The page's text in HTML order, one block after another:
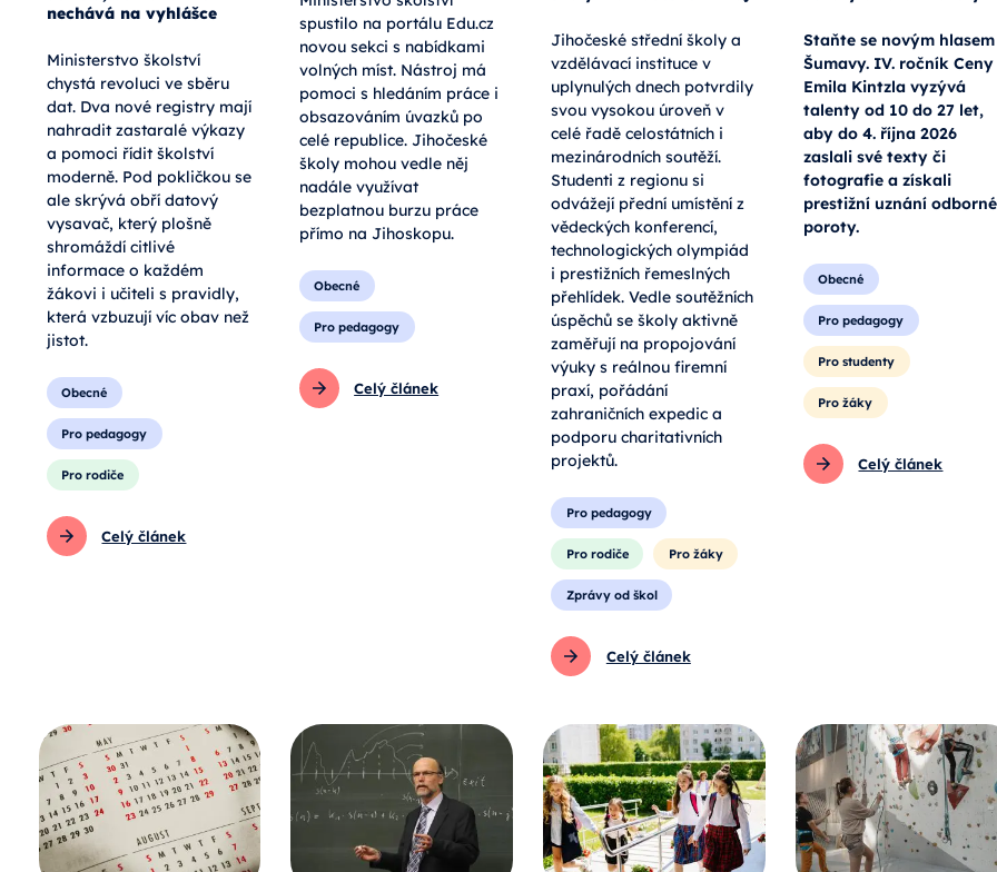
nechává na vyhlášce
Ministerstvo školství
chystá revoluci ve sběru
dat. Dva nové registry mají
nahradit zastaralé výkazy
a pomoci řídit školství
moderně. Pod pokličkou se
ale skrývá obří datový
vysavač, který plošně
shromáždí citlivé
informace o každém
žákovi i učiteli s pravidly,
která vzbuzují víc obav než
jistot.
Obecné
Pro pedagogy
Pro rodiče
Celý článek
Ministerstvo školství
spustilo na portálu Edu.cz
novou sekci s nabídkami
volných míst. Nástroj má
pomoci s hledáním práce i
obsazováním úvazků po
celé republice. Jihočeské
školy mohou vedle něj
nadále využívat
bezplatnou burzu práce
přímo na Jihoskopu.
Obecné
Pro pedagogy
Celý článek
Jihočeské střední školy a
vzdělávací instituce v
uplynulých dnech potvrdily
svou vysokou úroveň v
celé řadě celostátních i
mezinárodních soutěží.
Studenti z regionu si
odvážejí přední umístění z
vědeckých konferencí,
technologických olympiád
i prestižních řemeslných
přehlídek. Vedle soutěžních
úspěchů se školy aktivně
zaměřují na propojování
výuky s reálnou firemní
praxí, pořádání
zahraničních expedic a
podporu charitativních
projektů.
Pro pedagogy
Pro rodiče Pro žáky
Zprávy od škol
Celý článek
Staňte se novým hlasem
Šumavy. IV. ročník Ceny
Emila Kintzla vyzývá
talenty od 10 do 27 let,
aby do 4. října 2026
zaslali své texty či
fotografie a získali
prestižní uznání odborné
poroty.
Obecné
Pro pedagogy
Pro studenty
Pro žáky
Celý článek